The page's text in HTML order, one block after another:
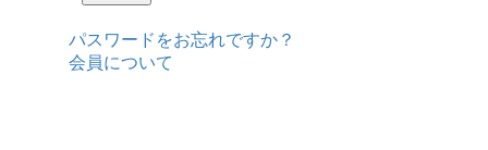
パスワードをお忘れですか？
会員について